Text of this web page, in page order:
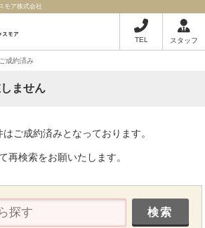
モア株式会社
TEL スタッフ
ご成約済み
ません
ご成約済みとなっております。
再検索をお願いたします。